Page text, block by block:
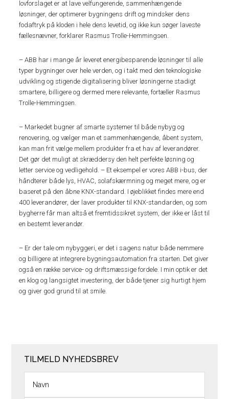
lovforslaget er at lave velfungerende, sammenhængende
løsninger, der optimerer bygningens drift og mindsker dens
fodaftryk på kloden i hele dens levetid, og ikke kun søger laveste
fællesnævner, forklarer Rasmus Trolle-Hemmingsen.
– ABB har i mange år leveret energibesparende løsninger til alle
typer bygninger over hele verden, og i takt med den teknologiske
udvikling og stigende digitalisering bliver løsningerne stadigt
smartere, billigere og dermed mere relevante, fortæller Rasmus
Trolle-Hemmingsen.
– Markedet bugner af smarte systemer til både nybyg og
renovering, og vælger man et sammenhængende, åbent system,
kan man frit vælge mellem produkter fra et hav af leverandører.
Det gør det muligt at skræddersy den helt perfekte løsning og
letter service og vedligehold. – Et eksempel er vores ABB i-bus, der
håndterer både lys, HVAC, solafskærmning og meget mere, og er
baseret på den åbne KNX-standard. I øjeblikket findes mere end
400 leverandører, der laver produkter til KNX-standarden, og som
bygherre får man altså et fremtidssikret system, der ikke er låst til
en bestemt leverandør.
– Er der tale om nybyggeri, er det i sagens natur både nemmere
og billigere at integrere bygningsautomation fra starten. Det giver
også en række service- og driftsmæssige fordele. I min optik er det
en klog og langsigtet investering, der både tjener sig hurtigt hjem
og giver god grund til at smile.
TILMELD NYHEDSBREV